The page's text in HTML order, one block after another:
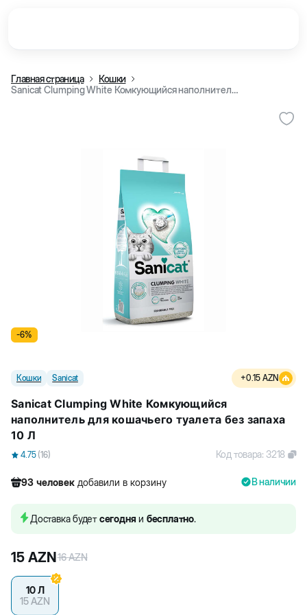
Главная страница
Кошки
Sanicat Clumping White Комкующийся наполнитель для кошачьего туалета без запаха 10 Л
-6%
Кошки Sanicat +0.15 AZN
Sanicat Clumping White Комкующийся
наполнитель для кошачьего туалета без запаха
10 Л
4.75 (16) Код товара: 3218
93 человек добавили в корзину
521 человек купили товар
В наличии
Доставка будетсегодня и бесплатно.
15 AZN16AZN
10 Л
15AZN